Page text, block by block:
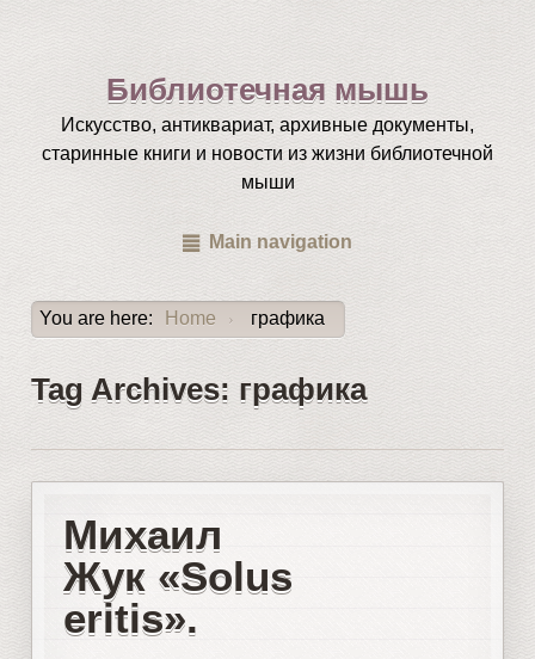
Библиотечная мышь
Искусство, антиквариат, архивные документы,
старинные книги и новости из жизни библиотечной
мыши
Main navigation
You are here: Home › графика
Tag Archives: графика
Михаил
Жук «Solus
eritis».